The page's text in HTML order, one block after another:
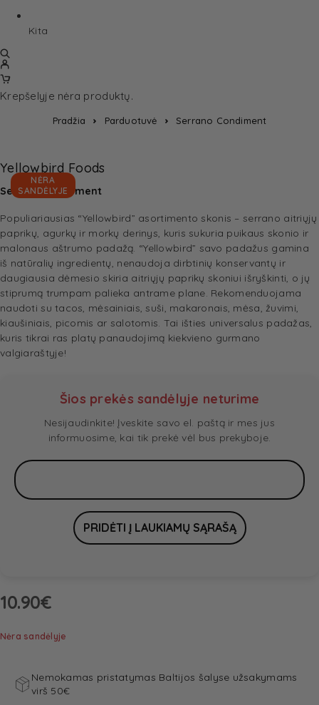
Kita
Krepšelyje nėra produktų.
Pradžia Parduotuvė Serrano Condiment
NĖRA
SANDĖLYJE
Yellowbird Foods
Serrano Condiment
Populiariausias “Yellowbird” asortimento skonis – serrano aitriųjų
paprikų, agurkų ir morkų derinys, kuris sukuria puikaus skonio ir
malonaus aštrumo padažą. “Yellowbird” savo padažus gamina
iš natūralių ingredientų, nenaudoja dirbtinių konservantų ir
daugiausia dėmesio skiria aitriųjų paprikų skoniui išryškinti, o jų
stiprumą trumpam palieka antrame plane. Rekomenduojama
naudoti su tacos, mėsainiais, suši, makaronais, mėsa, žuvimi,
kiaušiniais, picomis ar salotomis. Tai išties universalus padažas,
kuris tikrai ras platų panaudojimą kiekvieno gurmano
valgiaraštyje!
Šios prekės sandėlyje neturime
Nesijaudinkite! Įveskite savo el. paštą ir mes jus
informuosime, kai tik prekė vėl bus prekyboje.
10.90€
Nėra sandėlyje
Nemokamas pristatymas Baltijos šalyse užsakymams
virš 50€